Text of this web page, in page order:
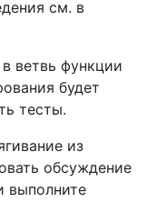
см. в
ветвь функции
будет
тесты.
из
обсуждение
выполните